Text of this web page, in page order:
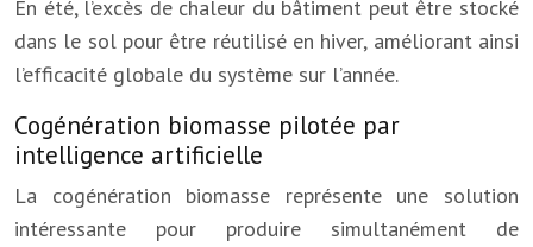
En été, l’excès de chaleur du bâtiment peut être stocké
dans le sol pour être réutilisé en hiver, améliorant ainsi
l’efficacité globale du système sur l’année.
Cogénération biomasse pilotée par
intelligence artificielle
La cogénération biomasse représente une solution
intéressante pour produire simultanément de